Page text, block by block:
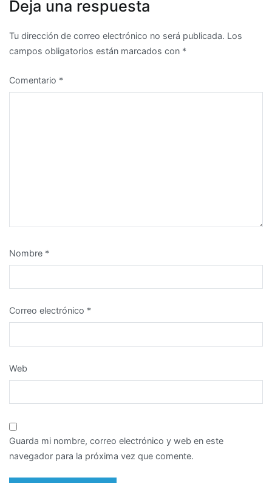
Deja una respuesta
Tu dirección de correo electrónico no será publicada. Los
campos obligatorios están marcados con *
Comentario *
Nombre *
Correo electrónico *
Web
Guarda mi nombre, correo electrónico y web en este
navegador para la próxima vez que comente.